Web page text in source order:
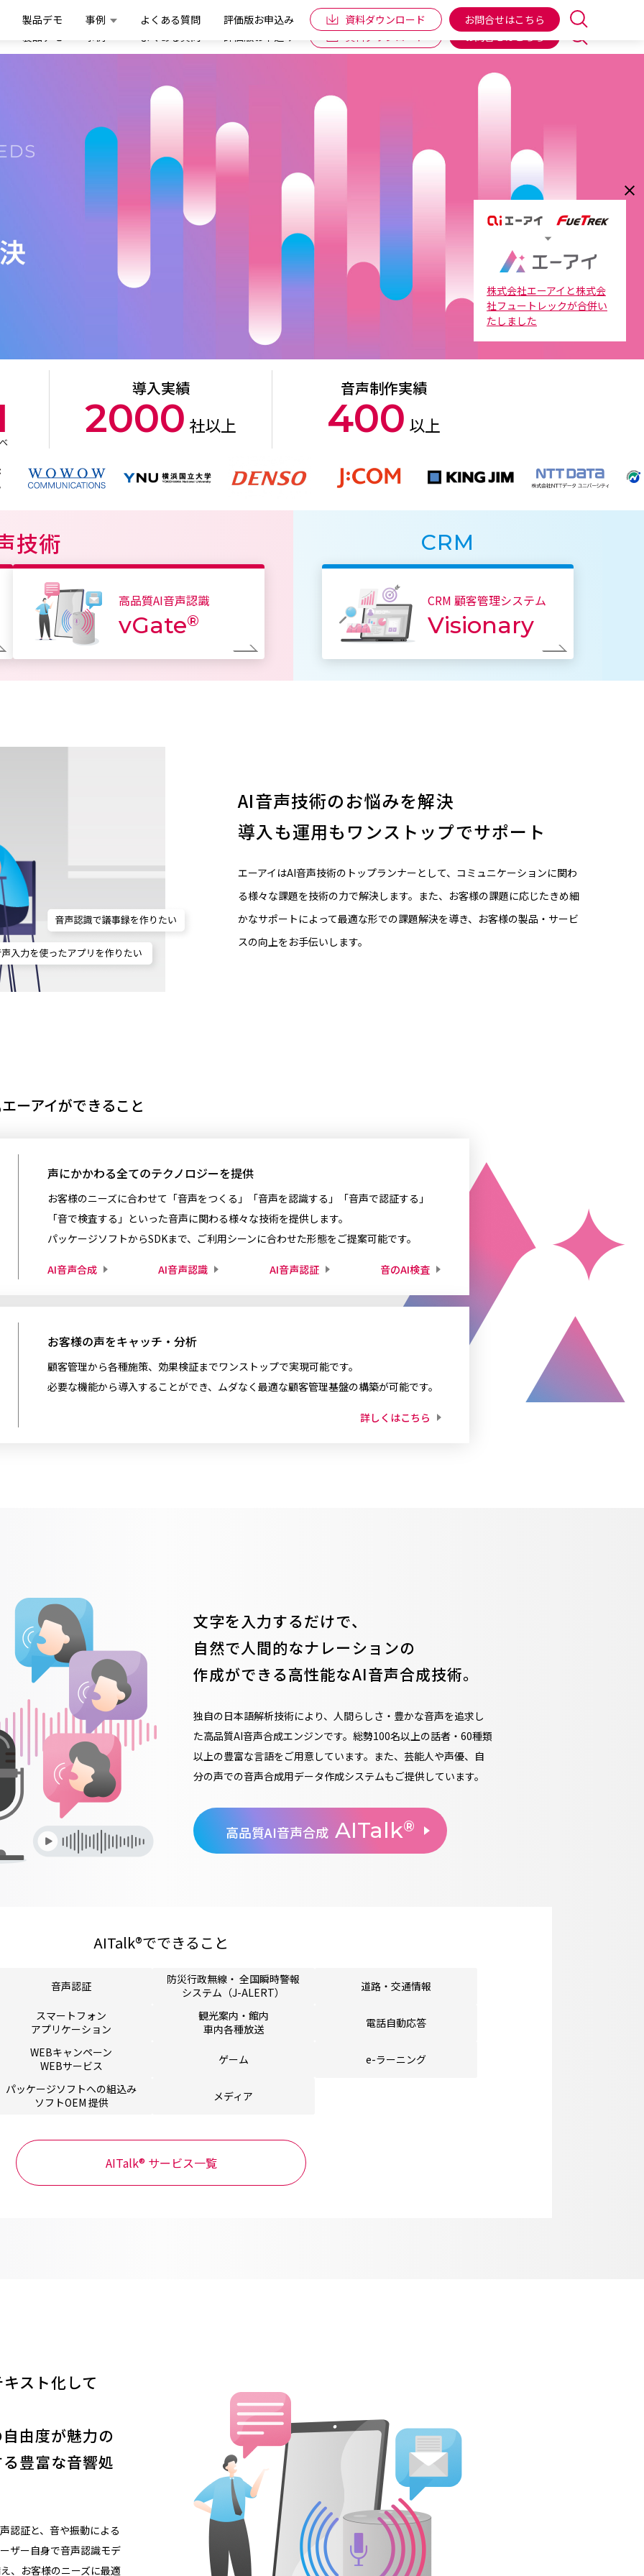
企業情報 IR情報 個人向け商品 ENGLISH
製品デモ 事例 よくある質問 評価版お申込み 資料ダウンロード お問合せはこちら
製品デモ 事例 よくある質問 評価版お申込み 資料ダウンロード お問合せはこちら
株式会社エーアイと株式会
社フュートレックが合併い
たしました
導入実績
2000 社以上
音声制作実績
400 以上
技術
高品質AI音声認識
vGate®
CRM
CRM 顧客管理システム
Visionary
AI音声技術のお悩みを解決
導入も運用もワンストップでサポート
エーアイはAI音声技術のトップランナーとして、コミュニケーションに関わ
る様々な課題を技術の力で解決します。また、お客様の課題に応じたきめ細
かなサポートによって最適な形での課題解決を導き、お客様の製品・サービ
スの向上をお手伝いします。
エーアイができること
声にかかわる全てのテクノロジーを提供
お客様のニーズに合わせて「音声をつくる」「音声を認識する」「音声で認証する」
「音で検査する」といった音声に関わる様々な技術を提供します。
パッケージソフトからSDKまで、ご利用シーンに合わせた形態をご提案可能です。
AI音声合成 AI音声認識 AI音声認証 音のAI検査
お客様の声をキャッチ・分析
顧客管理から各種施策、効果検証までワンストップで実現可能です。
必要な機能から導入することができ、ムダなく最適な顧客管理基盤の構築が可能です。
詳しくはこちら
文字を入力するだけで、
自然で人間的なナレーションの
作成ができる高性能なAI音声合成技術。
独自の日本語解析技術により、人間らしさ・豊かな音声を追求し
た高品質AI音声合成エンジンです。総勢100名以上の話者・60種類
以上の豊富な言語をご用意しています。また、芸能人や声優、自
分の声での音声合成用データ作成システムもご提供しています。
高品質AI音声合成 AITalk®
AITalk®でできること
音声認証 防災行政無線・ 全国瞬時警報
システム（J-ALERT）
道路・交通情報
スマートフォン
アプリケーション
観光案内・館内
車内各種放送
電話自動応答
WEBキャンペーン
WEBサービス
ゲーム e-ラーニング
パッケージソフトへの組込み
ソフトOEM 提供
メディア
AITalk® サービス一覧
スト化して
由度が魅力の
豊富な音響処
認証と、音や振動による
ザー自身で音声認識モデ
、お客様のニーズに最適